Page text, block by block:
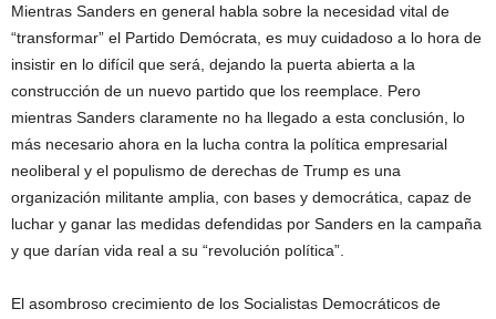
Mientras Sanders en general habla sobre la necesidad vital de
“transformar” el Partido Demócrata, es muy cuidadoso a lo hora de
insistir en lo difícil que será, dejando la puerta abierta a la
construcción de un nuevo partido que los reemplace. Pero
mientras Sanders claramente no ha llegado a esta conclusión, lo
más necesario ahora en la lucha contra la política empresarial
neoliberal y el populismo de derechas de Trump es una
organización militante amplia, con bases y democrática, capaz de
luchar y ganar las medidas defendidas por Sanders en la campaña
y que darían vida real a su “revolución política”.
El asombroso crecimiento de los Socialistas Democráticos de